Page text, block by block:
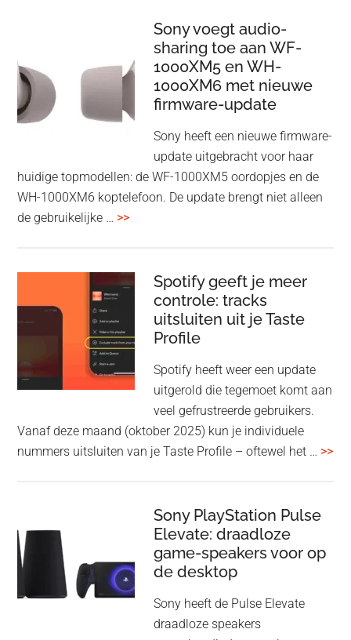
draadloos
presenteren
zonder
Wi-
Sony voegt audio-
sharing toe aan WF-
1000XM5 en WH-
1000XM6 met nieuwe
firmware-update
Sony heeft een nieuwe firmware-
update uitgebracht voor haar
huidige topmodellen: de WF-1000XM5 oordopjes en de
WH-1000XM6 koptelefoon. De update brengt niet alleen
de gebruikelijke … >>overSony
sharing
WF-
en
1000XM6
nieuwe
Spotify geeft je meer
controle: tracks
uitsluiten uit je Taste
Profile
Spotify heeft weer een update
uitgerold die tegemoet komt aan
veel gefrustreerde gebruikers.
Vanaf deze maand (oktober 2025) kun je individuele
nummers uitsluiten van je Taste Profile – oftewel het … >>
Sony PlayStation Pulse
Elevate: draadloze
game-speakers voor op
de desktop
Sony heeft de Pulse Elevate
draadloze speakers